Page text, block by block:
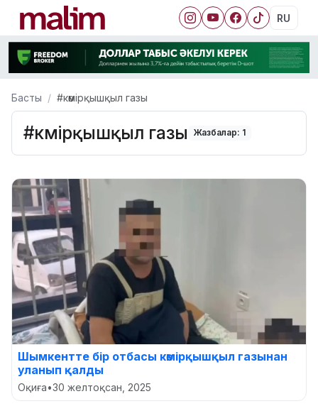
RU
Басты #көмірқышқыл газы
#көмірқышқыл газы Жазбалар: 1
Шымкентте бір отбасы көмірқышқыл газынан
уланып қалды
Оқиға•30 желтоқсан, 2025